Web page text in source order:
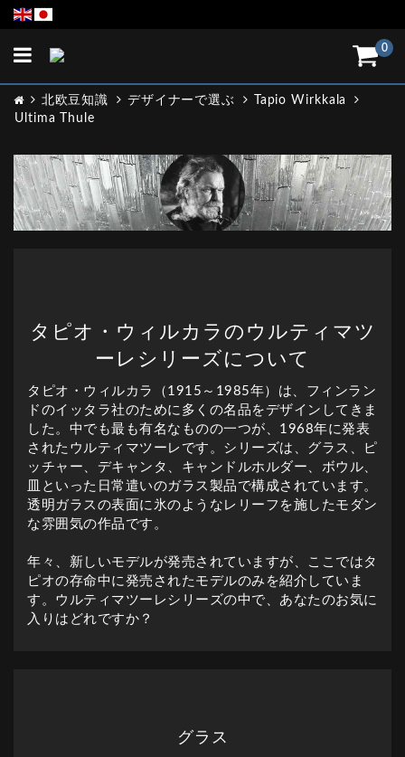
0
Toggle
北欧豆知識 デザイナーで選ぶ
Tapio Wirkkala
Ultima Thule
タピオ・ウィルカラのウルティマツ
ーレシリーズについて
タピオ・ウィルカラ（1915～1985年）は、フィンラン
ドのイッタラ社のために多くの名品をデザインしてきま
した。中でも最も有名なものの一つが、1968年に発表
されたウルティマツーレです。シリーズは、グラス、ピ
ッチャー、デキャンタ、キャンドルホルダー、ボウル、
皿といった日常遣いのガラス製品で構成されています。
透明ガラスの表面に氷のようなレリーフを施したモダン
な雰囲気の作品です。
年々、新しいモデルが発売されていますが、ここではタ
ピオの存命中に発売されたモデルのみを紹介していま
す。ウルティマツーレシリーズの中で、あなたのお気に
入りはどれですか？
グラス